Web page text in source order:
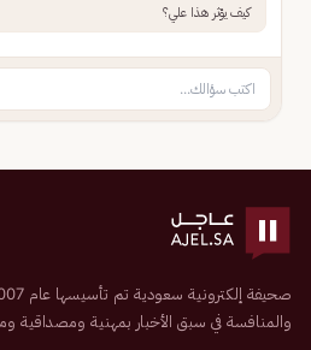
كيف يؤثر هذا علي؟
والمنافسة في سبق الأخبار بمهنية ومصداقية